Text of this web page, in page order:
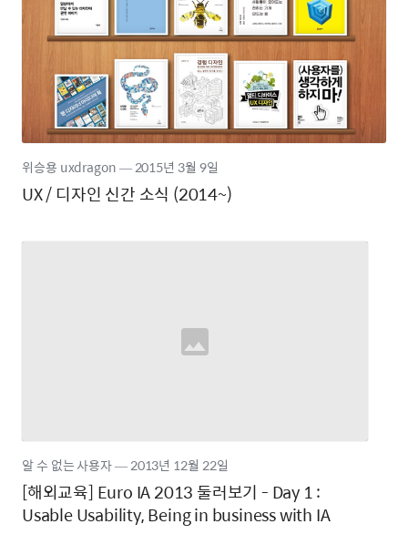
UX / 디자인 신간 소식 (2014~)
위승용 uxdragon―2015년 3월 9일
[해외교육] Euro IA 2013 둘러보기 - Day 1 :
Usable Usability, Being in business with IA
알 수 없는 사용자―2013년 12월 22일